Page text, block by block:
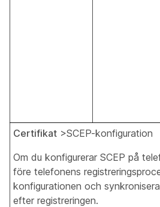
Certifikat >SCEP-konfiguration
Om du konfigurerar SCEP på
före telefonens
konfigurationen och
efter registreringen.